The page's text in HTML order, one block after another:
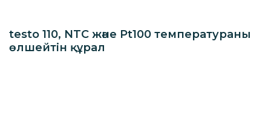
testo 110, NTC және Pt100 температураны
өлшейтін құрал